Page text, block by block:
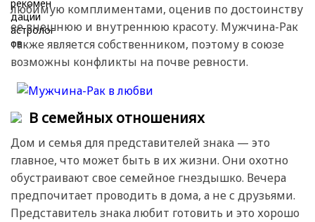
любимую комплиментами, оценив по достоинству
ее внешнюю и внутреннюю красоту. Мужчина-Рак
также является собственником, поэтому в союзе
возможны конфликты на почве ревности.
В семейных отношениях
Дом и семья для представителей знака — это
главное, что может быть в их жизни. Они охотно
обустраивают свое семейное гнездышко. Вечера
предпочитает проводить в дома, а не с друзьями.
Представитель знака любит готовить и это хорошо